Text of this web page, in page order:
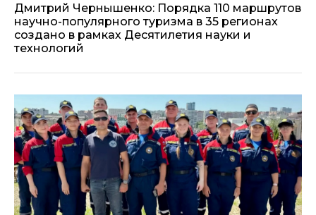
Дмитрий Чернышенко: Порядка 110 маршрутов
научно-популярного туризма в 35 регионах
создано в рамках Десятилетия науки и
технологий